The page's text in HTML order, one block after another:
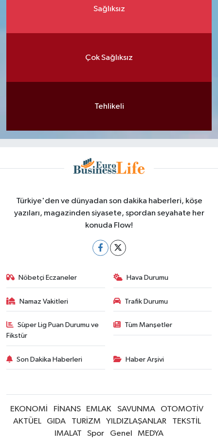
Sağlıksız
Çok Sağlıksız
Tehlikeli
Türkiye'den ve dünyadan son dakika haberleri, köşe
yazıları, magazinden siyasete, spordan seyahate her
konuda Flow!
Nöbetçi Eczaneler Hava Durumu
Namaz Vakitleri Trafik Durumu
Süper Lig Puan Durumu ve
Fikstür
Tüm Manşetler
Son Dakika Haberleri Haber Arşivi
EKONOMİ FİNANS EMLAK SAVUNMA
OTOMOTİV
AKTÜEL
GIDA TURİZM YILDIZLAŞANLAR
TEKSTİL
IMALAT
Spor Genel MEDYA